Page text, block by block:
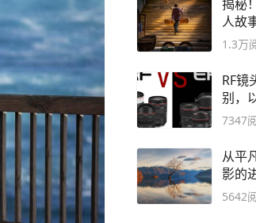
揭秘
人故
1.3万
RF镜
别，
7347
从平
影的
5642